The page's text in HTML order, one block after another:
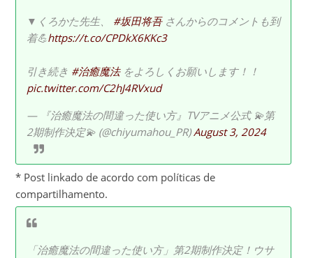
▼くろかた先生、 #坂田将吾さんからのコメントも到
着💪https://t.co/CPDkX6KKc3
引き続き #治癒魔法をよろしくお願いします！！
pic.twitter.com/C2hJ4RVxud
— 『治癒魔法の間違った使い方』TVアニメ公式 💫第
2期制作決定💫 (@chiyumahou_PR)August 3, 2024
* Post linkado de acordo com políticas de
compartilhamento.
「治癒魔法の間違った使い方」第2期制作決定！ウサ